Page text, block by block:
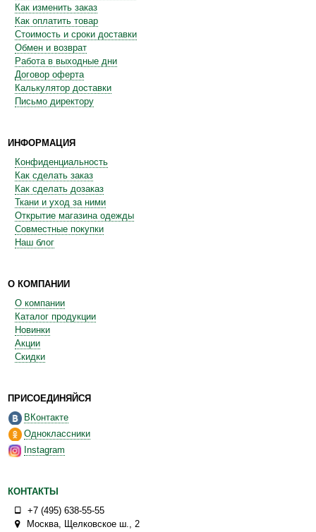
Как изменить заказ
Как оплатить товар
Стоимость и сроки доставки
Обмен и возврат
Работа в выходные дни
Договор оферта
Калькулятор доставки
Письмо директору
ИНФОРМАЦИЯ
Конфиденциальность
Как сделать заказ
Как сделать дозаказ
Ткани и уход за ними
Открытие магазина одежды
Совместные покупки
Наш блог
О КОМПАНИИ
О компании
Каталог продукции
Новинки
Акции
Скидки
ПРИСОЕДИНЯЙСЯ
ВКонтакте
Одноклассники
Instagram
КОНТАКТЫ
+7 (495) 638-55-55
Москва Щелковское ш., 2